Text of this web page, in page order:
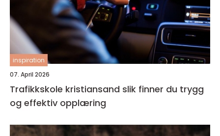
inspiration
07. April 2026
Trafikkskole kristiansand slik finner du trygg
og effektiv opplæring